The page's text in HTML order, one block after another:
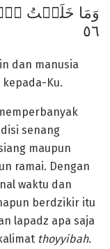
وَمَا خَلَقۡتُ
٥٦
dan manusia
Ku.
senang
maupun
ramai. Dengan
waktu dan
berdzikir itu
lapadz apa saja
thoyyibah.